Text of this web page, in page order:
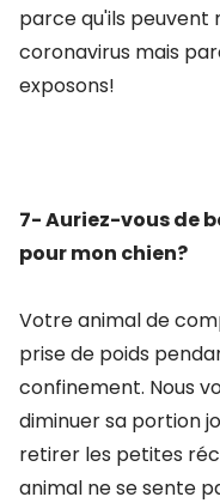
parce qu'ils
coronavirus mais
exposons!
7- Auriez-vous de
pour mon chien?
Votre animal de
prise de poids
confinement. Nous
diminuer sa portion
retirer les petites
animal ne se sente